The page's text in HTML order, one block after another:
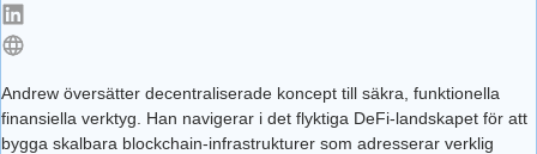
Andrew översätter decentraliserade koncept till säkra, funktionella
finansiella verktyg. Han navigerar i det flyktiga DeFi-landskapet för att
bygga skalbara blockchain-infrastrukturer som adresserar verklig